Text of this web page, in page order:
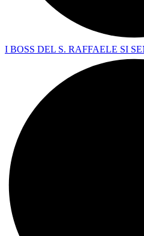
I BOSS DEL S. RAFFAELE SI